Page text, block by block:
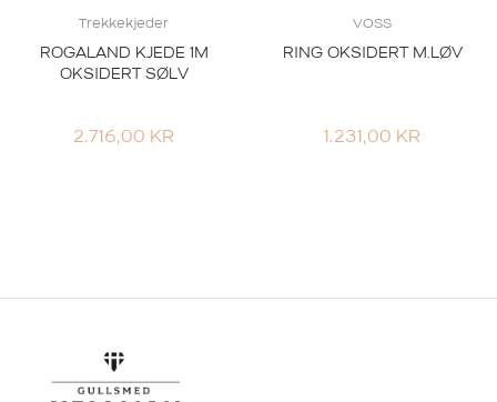
Trekkekjeder
ROGALAND KJEDE 1M
OKSIDERT SØLV
2.716,00 KR
VOSS
RING OKSIDERT M.LØV
1.231,00 KR